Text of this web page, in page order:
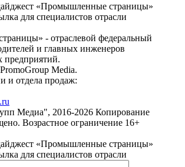
«Промышленные страницы»
для специалистов отрасли
- отраслевой федеральный
и главных инженеров
предприятий.
Media.
и отдела продаж:
Медиа", 2016-2026 Копирование
Возрастное ограничение 16+
«Промышленные страницы»
для специалистов отрасли